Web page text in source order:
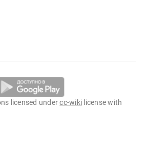
licensed undercc-wiki license with